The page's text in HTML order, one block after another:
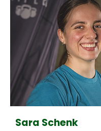
Sara Schenk